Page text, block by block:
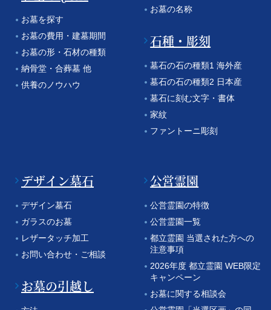
お墓を探す
お墓の費用・建墓期間
お墓の形・石材の種類
納骨堂・合葬墓 他
供養のノウハウ
お墓の名称
石種・彫刻
墓石の石の種類1 海外産
墓石の石の種類2 日本産
墓石に刻む文字・書体
家紋
ファントーニ彫刻
デザイン墓石
デザイン墓石
ガラスのお墓
レザータッチ加工
お問い合わせ・ご相談
お墓の引越し
公営霊園
公営霊園の特徴
公営霊園一覧
都立霊園 当選された方への
注意事項
2026年度 都立霊園 WEB限定
キャンペーン
お墓に関する相談会